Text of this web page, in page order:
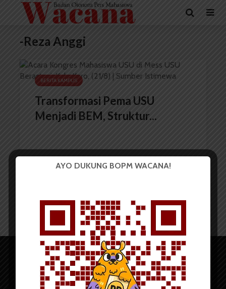
-Reza Anggi
BERITA KAMPUS
Transformasi Pema USU
Menjadi BEM, Struktur...
AYO DUKUNG BOPM WACANA!